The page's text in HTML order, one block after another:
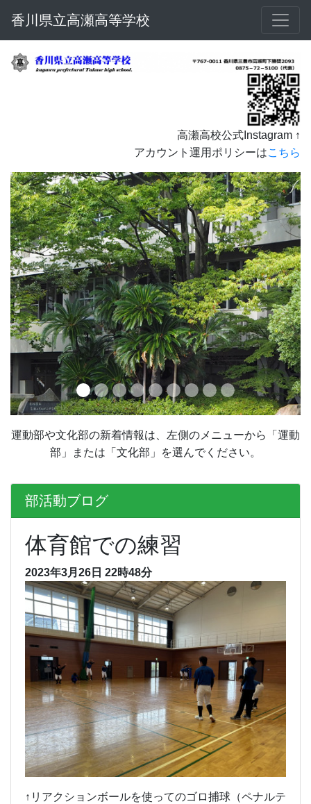
香川県立高瀬高等学校
高瀬高校公式Instagram ↑
アカウント運用ポリシーはこちら
運動部や文化部の新着情報は、左側のメニューから「運動
部」または「文化部」を選んでください。
部活動ブログ
体育館での練習
2023年3月26日 22時48分
↑リアクションボールを使ってのゴロ捕球（ペナルテ